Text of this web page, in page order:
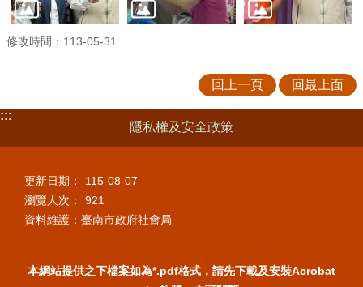
修改時間：113-05-31
回上一頁 回最上面
:::
隱私權及安全政策
更新日期：
115-08-07
瀏覽人次：
921
資料維護：臺南市政府社會局
本網站提供之下檔案如為*.pdf格式，請先下載及安裝Acrobat